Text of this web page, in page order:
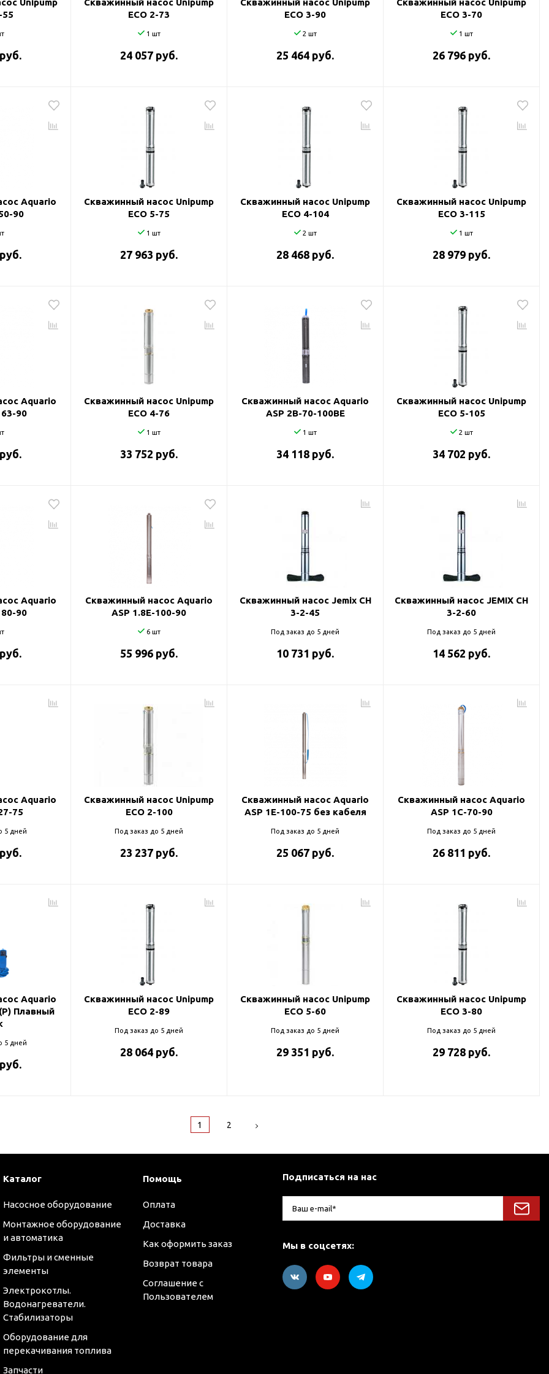
Unipump
55
Скважинный насос Unipump
ECO 2-73
1 шт
24 057 руб.
Скважинный насос Unipump
ECO 3-90
2 шт
25 464 руб.
Скважинный насос Unipump
ECO 3-70
1 шт
26 796 руб.
Aquario
90
Скважинный насос Unipump
ECO 5-75
1 шт
27 963 руб.
Скважинный насос Unipump
ECO 4-104
2 шт
28 468 руб.
Скважинный насос Unipump
ECO 3-115
1 шт
28 979 руб.
Aquario
63-90
Скважинный насос Unipump
ECO 4-76
1 шт
33 752 руб.
Скважинный насос Aquario
ASP 2B-70-100BE
1 шт
34 118 руб.
Скважинный насос Unipump
ECO 5-105
2 шт
34 702 руб.
Aquario
80-90
Скважинный насос Aquario
ASP 1.8E-100-90
6 шт
55 996 руб.
Скважинный насос Jemix CH
3-2-45
Под заказ до 5 дней
10 731 руб.
Скважинный насос JEMIX CH
3-2-60
Под заказ до 5 дней
14 562 руб.
Aquario
75
5 дней
Скважинный насос Unipump
ECO 2-100
Под заказ до 5 дней
23 237 руб.
Скважинный насос Aquario
ASP 1E-100-75 без кабеля
Под заказ до 5 дней
25 067 руб.
Скважинный насос Aquario
ASP 1С-70-90
Под заказ до 5 дней
26 811 руб.
Aquario
Плавный
5 дней
Скважинный насос Unipump
ECO 2-89
Под заказ до 5 дней
28 064 руб.
Скважинный насос Unipump
ECO 5-60
Под заказ до 5 дней
29 351 руб.
Скважинный насос Unipump
ECO 3-80
Под заказ до 5 дней
29 728 руб.
1 2
Каталог
Насосное оборудование
Монтажное оборудование
и автоматика
Фильтры и сменные
элементы
Электрокотлы.
Водонагреватели.
Стабилизаторы
Оборудование для
перекачивания топлива
Запчасти
Помощь
Оплата
Доставка
Как оформить заказ
Возврат товара
Соглашение с
Пользователем
Подписаться на нас
Мы в соцсетях: